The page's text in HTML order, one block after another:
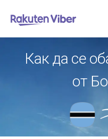
Как да се
от